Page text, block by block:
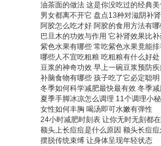
油茶面的做法 这是你没吃过的经典
男女都离不开它 盘点13种对滋阴补
阿胶怎么吃才好 阿胶的食用方法有
巴旦木的功效与作用 它补肾效果比
紫色水果有哪些 常吃紫色水果竟能
哪些人不宜吃粗粮 吃粗粮有什么好处
豆浆的神奇功效 早上一碗豆浆预防
补脑食物有哪些 孩子吃了它必定聪明
冬季如何科学减肥最快最有效 冬季
夏季手脚冰凉怎么调理 11个调理小
女性如何丰胸 喝汤即可水嫩有弹性
24小时减肥时刻表 让你无时无刻都
额头上长痘痘是什么原因 额头长痘
摆脱传统束缚 让身体呈现年轻状态